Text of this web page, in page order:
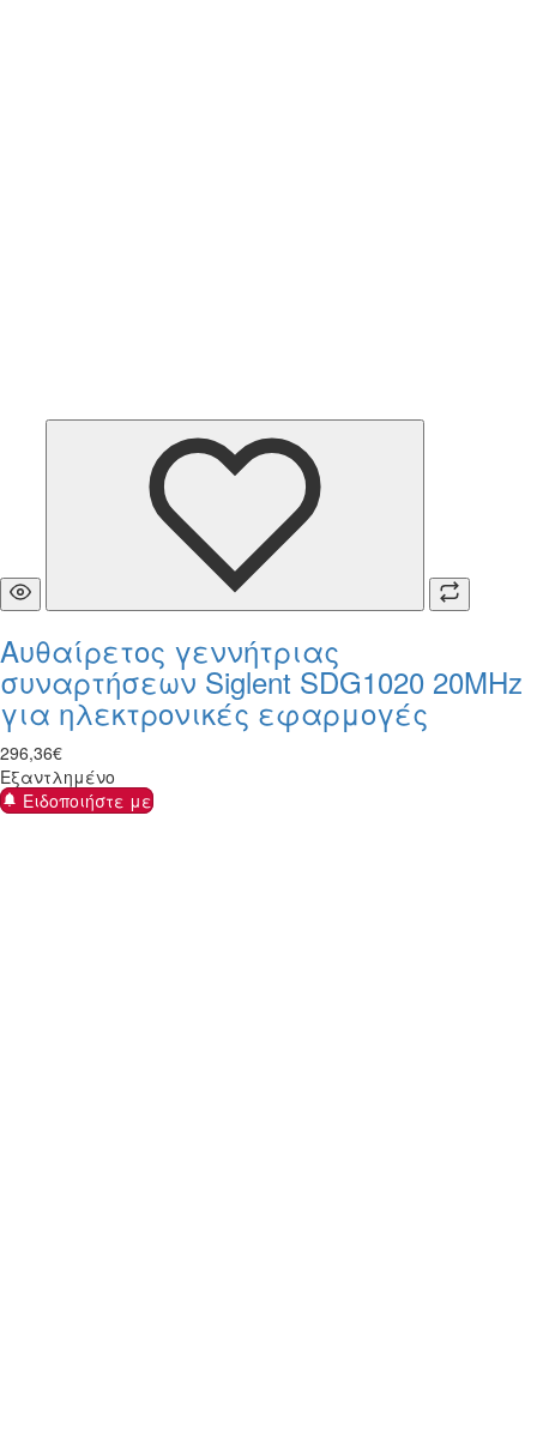
Αυθαίρετος γεννήτριας
συναρτήσεων Siglent SDG1020 20MHz
για ηλεκτρονικές εφαρμογές
296,36€
Εξαντλημένο
Ειδοποιήστε με